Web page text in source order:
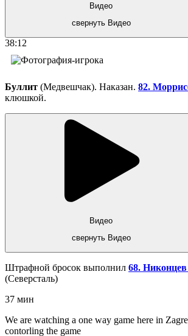
Видео
свернуть Видео
38:12
Буллит (Медвешчак). Наказан. 82.
клюшкой.
Видео
свернуть Видео
Штрафной бросок выполнил 68.
(Северсталь)
37 мин
We are watching a one way game here in
contorling the game